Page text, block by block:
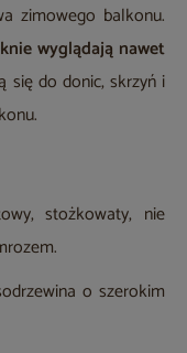
zimowego balkonu.
wyglądają nawet
się do donic, skrzyń i
stożkowaty, nie
o szerokim